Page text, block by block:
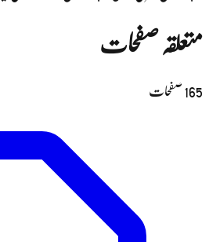
متعلقہ صفحات
165صفحات